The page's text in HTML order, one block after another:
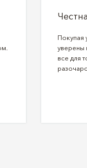
Покупая
уверены
все для